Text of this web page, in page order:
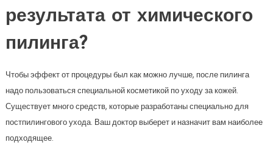
результата от химического
пилинга?
Чтобы эффект от процедуры был как можно лучше, после пилинга
надо пользоваться специальной косметикой по уходу за кожей.
Существует много средств, которые разработаны специально для
постпилингового ухода. Ваш доктор выберет и назначит вам наиболее
подходящее.